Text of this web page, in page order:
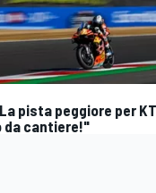
pista peggiore per
da cantiere!"